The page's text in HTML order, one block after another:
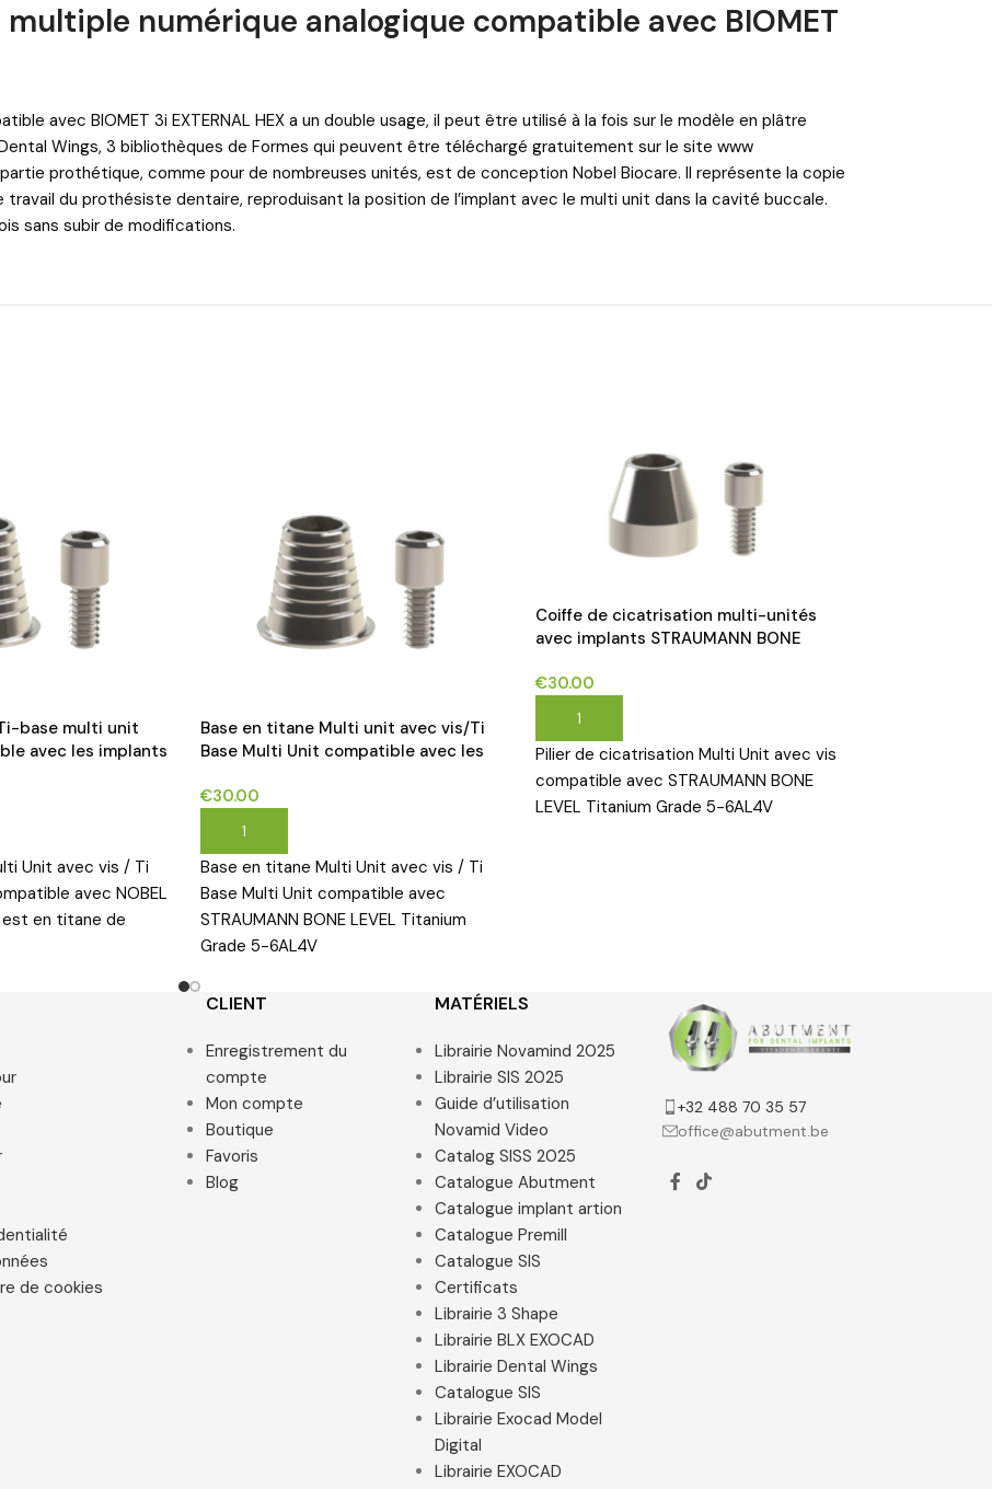
numérique analogique compatible avec BIOMET
avec BIOMET 3i EXTERNAL HEX a un double usage, il peut être utilisé à la fois sur le modèle en plâtre
Dental Wings, 3 bibliothèques de Formes qui peuvent être téléchargé gratuitement sur le site www
prothétique, comme pour de nombreuses unités, est de conception Nobel Biocare. Il représente la copie
du prothésiste dentaire, reproduisant la position de l’implant avec le multi unit dans la cavité buccale.
sans subir de modifications.
base multi unit
avec les implants
Unit avec vis / Ti
avec NOBEL
est en titane de
Base en titane Multi unit avec vis/Ti
Base Multi Unit compatible avec les
€30.00
AJOUTER AU PANIER
Base en titane Multi Unit avec vis / Ti
Base Multi Unit compatible avec
STRAUMANN BONE LEVEL Titanium
Grade 5-6AL4V
Coiffe de cicatrisation multi-unités
avec implants STRAUMANN BONE
€30.00
AJOUTER AU PANIER
Pilier de cicatrisation Multi Unit avec vis
compatible avec STRAUMANN BONE
LEVEL Titanium Grade 5-6AL4V
de cookies
CLIENT
Enregistrement du
compte
Mon compte
Boutique
Favoris
Blog
MATÉRIELS
Librairie Novamind 2025
Librairie SIS 2025
Guide d’utilisation
Novamid Video
Catalog SISS 2025
Catalogue Abutment
Catalogue implant artion
Catalogue Premill
Catalogue SIS
Certificats
Librairie 3 Shape
Librairie BLX EXOCAD
Librairie Dental Wings
Catalogue SIS
Librairie Exocad Model
Digital
Librairie EXOCAD
+32 488 70 35 57
office@abutment.be